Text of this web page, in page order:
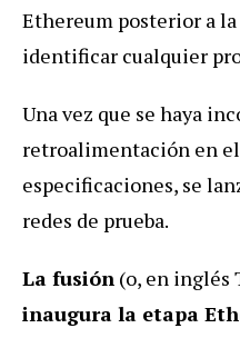
Ethereum posterior a
identificar cualquier
Una vez que se haya
retroalimentación en
especificaciones, se
redes de prueba.
La fusión (o, en inglés
inaugura la etapa